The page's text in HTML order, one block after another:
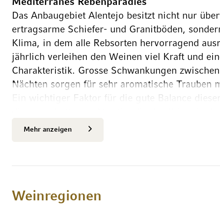
Mediterranes Rebenparadies
Das Anbaugebiet Alentejo besitzt nicht nur
ertragsarme Schiefer- und Granitböden,
Klima, in dem alle Rebsorten hervorragend
jährlich verleihen den Weinen viel Kraft und
Charakteristik. Grosse Schwankungen
Nächten sorgen für sehr aromatische
Ein wichtiger Faktor für die gute Balance
über mildert und den Trauben im Sommer
Hotspots des Alentejo zählt. Das Projekt wurde
Mehr anzeigen
Weinregionen